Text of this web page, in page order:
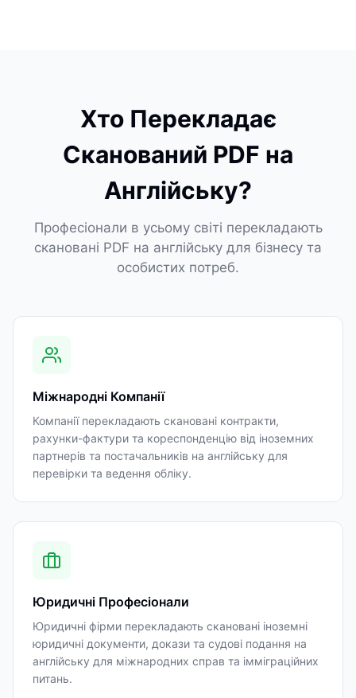
Хто Перекладає
Сканований PDF на
Англійську?
Професіонали в усьому світі перекладають
скановані PDF на англійську для бізнесу та
особистих потреб.
Міжнародні Компанії
Компанії перекладають скановані контракти,
рахунки-фактури та кореспонденцію від іноземних
партнерів та постачальників на англійську для
перевірки та ведення обліку.
Юридичні Професіонали
Юридичні фірми перекладають скановані іноземні
юридичні документи, докази та судові подання на
англійську для міжнародних справ та імміграційних
питань.